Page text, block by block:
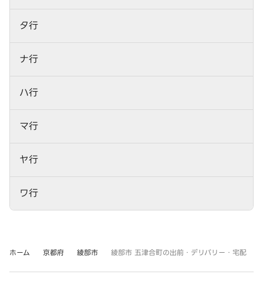
タ行
ナ行
ハ行
マ行
ヤ行
ワ行
ホーム 京都府 綾部市 綾部市 五津合町の出前・デリバリー・宅配